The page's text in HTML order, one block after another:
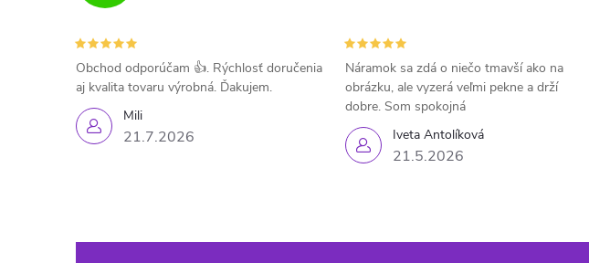
Mili
21.7.2026
Obchod odporúčam 👍. Rýchlosť doručenia
aj kvalita tovaru výrobná. Ďakujem.
Iveta Antolíková
21.5.2026
Náramok sa zdá o niečo tmavší ako na
obrázku, ale vyzerá veľmi pekne a drží
dobre. Som spokojná